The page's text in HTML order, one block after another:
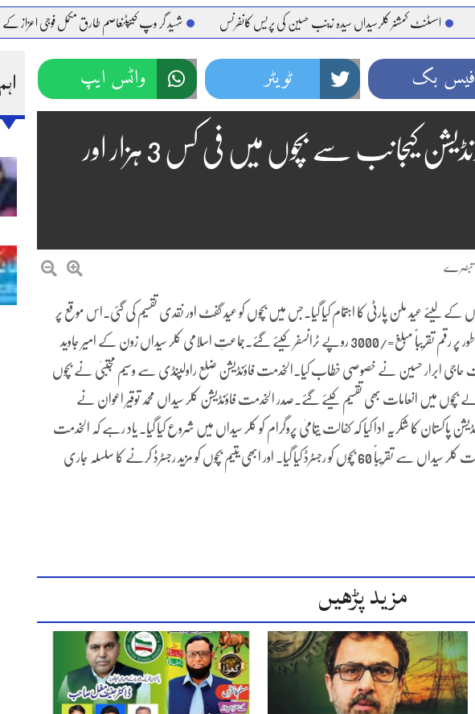
اسسٹنٹ کمشنر کلرسیداں سیدہ زینب حسین کی پریس کانفرنس شہید گر وپ کیپٹنعاصم طارق مکمل فوجی اعزاز کے ساتھ
فیس بک ٹویٹر واٹس ایپ
کلرسیداں،الخدمت فاؤنڈیشن کیجانب سے بچوں میں فی کس 3 ہزار اور
کے لیئے عید ملن پارٹی کا اہتمام کیا گیا۔جس میں بچوں کو عید گفٹ اور نقدی تقسیم کی گئی۔اس موقع پر
یتیم بچوں کے بینک اکاؤنٹس میں ماہانہ وظیفہ کے طور پر رقم تقریباً مبلغ=/3000 روپے ٹرانسفر کیئے گئے۔جماعتِ اسلامی کلر سیداں زون کے امیر جاوید
حاجی ابرار حسین نے خصوصی خطاب کیا۔الخدمت فاؤنڈیشن ضلع راولپنڈی سے وسیم مجتبیٰ نے بچوں
بچوں میں انعامات بھی تقسیم کیئے گئے۔صدر الخدمت فاؤنڈیشن کلر سیداں محمد توقیر اعوان نے
پاکستان کا شکریہ ادا کیا کہ کفالت یتامیٰ پروگرام کو کلر سیداں میں شروع کیا گیا۔ یاد رہے کہ الخدمت
فاؤنڈیشن پاکستان کے کفالت یتامیٰ پروگرام کے تحت کلر سیداں سے تقریباً 60 بچوں کو رجسٹرڈ کیا گیا۔ اور ابھی یتیم بچوں کو مزید رجسٹرڈ کرنے کا سلسلہ جاری
مزید پڑھیں